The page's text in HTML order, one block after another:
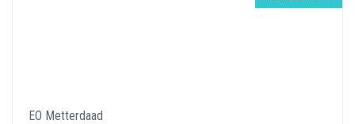
EO Metterdaad